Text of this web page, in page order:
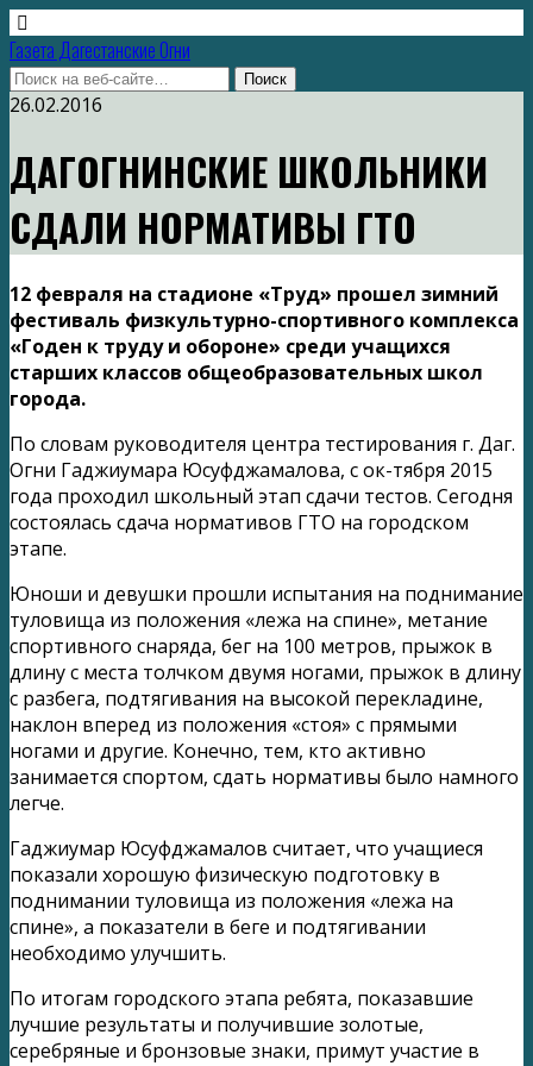
Газета Дагестанские Огни
26.02.2016
ДАГОГНИНСКИЕ ШКОЛЬНИКИ
СДАЛИ НОРМАТИВЫ ГТО
12 февраля на стадионе «Труд» прошел зимний
фестиваль физкультурно-спортивного комплекса
«Годен к труду и обороне» среди учащихся
старших классов общеобразовательных школ
города.
По словам руководителя центра тестирования г. Даг.
Огни Гаджиумара Юсуфджамалова, с ок-тября 2015
года проходил школьный этап сдачи тестов. Сегодня
состоялась сдача нормативов ГТО на городском
этапе.
Юноши и девушки прошли испытания на поднимание
туловища из положения «лежа на спине», метание
спортивного снаряда, бег на 100 метров, прыжок в
длину с места толчком двумя ногами, прыжок в длину
с разбега, подтягивания на высокой перекладине,
наклон вперед из положения «стоя» с прямыми
ногами и другие. Конечно, тем, кто активно
занимается спортом, сдать нормативы было намного
легче.
Гаджиумар Юсуфджамалов считает, что учащиеся
показали хорошую физическую подготовку в
поднимании туловища из положения «лежа на
спине», а показатели в беге и подтягивании
необходимо улучшить.
По итогам городского этапа ребята, показавшие
лучшие результаты и получившие золотые,
серебряные и бронзовые знаки, примут участие в